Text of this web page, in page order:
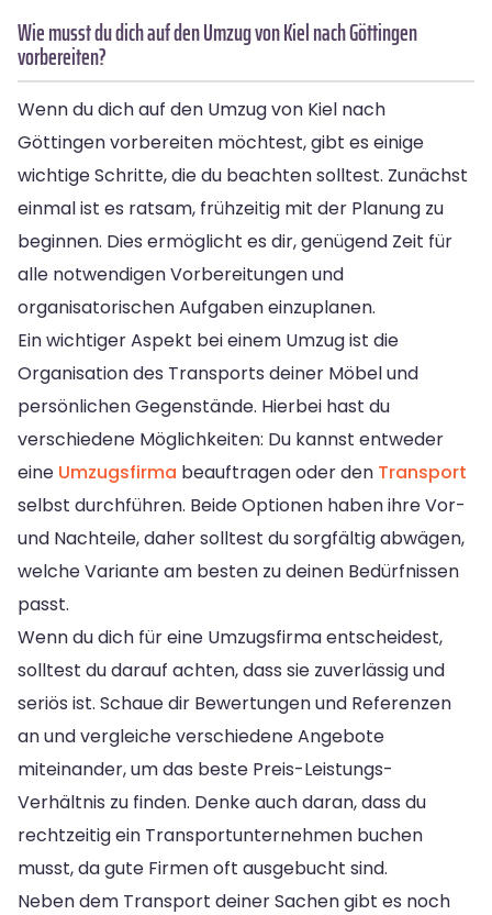
Wie musst du dich auf den Umzug von Kiel nach Göttingen
vorbereiten?
Wenn du dich auf den Umzug von Kiel nach
Göttingen vorbereiten möchtest, gibt es einige
wichtige Schritte, die du beachten solltest. Zunächst
einmal ist es ratsam, frühzeitig mit der Planung zu
beginnen. Dies ermöglicht es dir, genügend Zeit für
alle notwendigen Vorbereitungen und
organisatorischen Aufgaben einzuplanen.
Ein wichtiger Aspekt bei einem Umzug ist die
Organisation des Transports deiner Möbel und
persönlichen Gegenstände. Hierbei hast du
verschiedene Möglichkeiten: Du kannst entweder
eine Umzugsfirma beauftragen oder den Transport
selbst durchführen. Beide Optionen haben ihre Vor-
und Nachteile, daher solltest du sorgfältig abwägen,
welche Variante am besten zu deinen Bedürfnissen
passt.
Wenn du dich für eine Umzugsfirma entscheidest,
solltest du darauf achten, dass sie zuverlässig und
seriös ist. Schaue dir Bewertungen und Referenzen
an und vergleiche verschiedene Angebote
miteinander, um das beste Preis-Leistungs-
Verhältnis zu finden. Denke auch daran, dass du
rechtzeitig ein Transportunternehmen buchen
musst, da gute Firmen oft ausgebucht sind.
Neben dem Transport deiner Sachen gibt es noch